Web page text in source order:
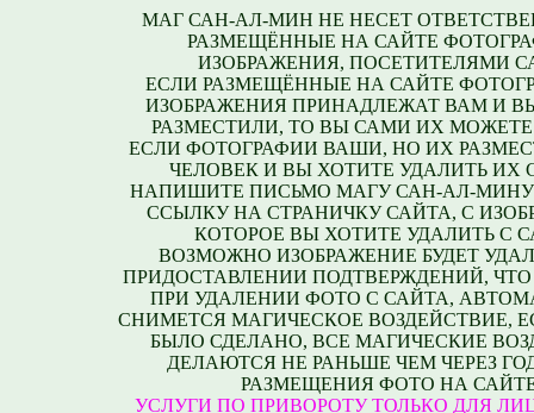
МАГ САН-АЛ-МИН НЕ НЕСЕТ
РАЗМЕЩЁННЫЕ НА САЙТЕ
ИЗОБРАЖЕНИЯ, ПОСЕТИТЕЛЯМИ
ЕСЛИ РАЗМЕЩЁННЫЕ НА САЙТЕ
ИЗОБРАЖЕНИЯ ПРИНАДЛЕЖАТ ВАМ И
РАЗМЕСТИЛИ, ТО ВЫ САМИ ИХ МОЖЕТЕ
ЕСЛИ ФОТОГРАФИИ ВАШИ, НО ИХ
ЧЕЛОВЕК И ВЫ ХОТИТЕ УДАЛИТЬ ИХ
НАПИШИТЕ ПИСЬМО МАГУ САН-АЛ-
ССЫЛКУ НА СТРАНИЧКУ САЙТА, С
КОТОРОЕ ВЫ ХОТИТЕ УДАЛИТЬ С
ВОЗМОЖНО ИЗОБРАЖЕНИЕ БУДЕТ
ПРИДОСТАВЛЕНИИ ПОДТВЕРЖДЕНИЙ,
ПРИ УДАЛЕНИИ ФОТО С САЙТА,
СНИМЕТСЯ МАГИЧЕСКОЕ ВОЗДЕЙСТВИЕ,
БЫЛО СДЕЛАНО, ВСЕ МАГИЧЕСКИЕ
ДЕЛАЮТСЯ НЕ РАНЬШЕ ЧЕМ ЧЕРЕЗ
РАЗМЕЩЕНИЯ ФОТО НА
УСЛУГИ ПО ПРИВОРОТУ ТОЛЬКО ДЛЯ